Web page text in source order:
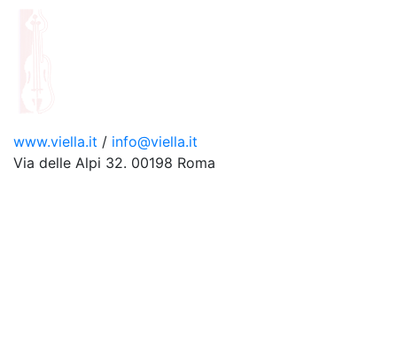
www.viella.it / info@viella.it
Via delle Alpi 32. 00198 Roma